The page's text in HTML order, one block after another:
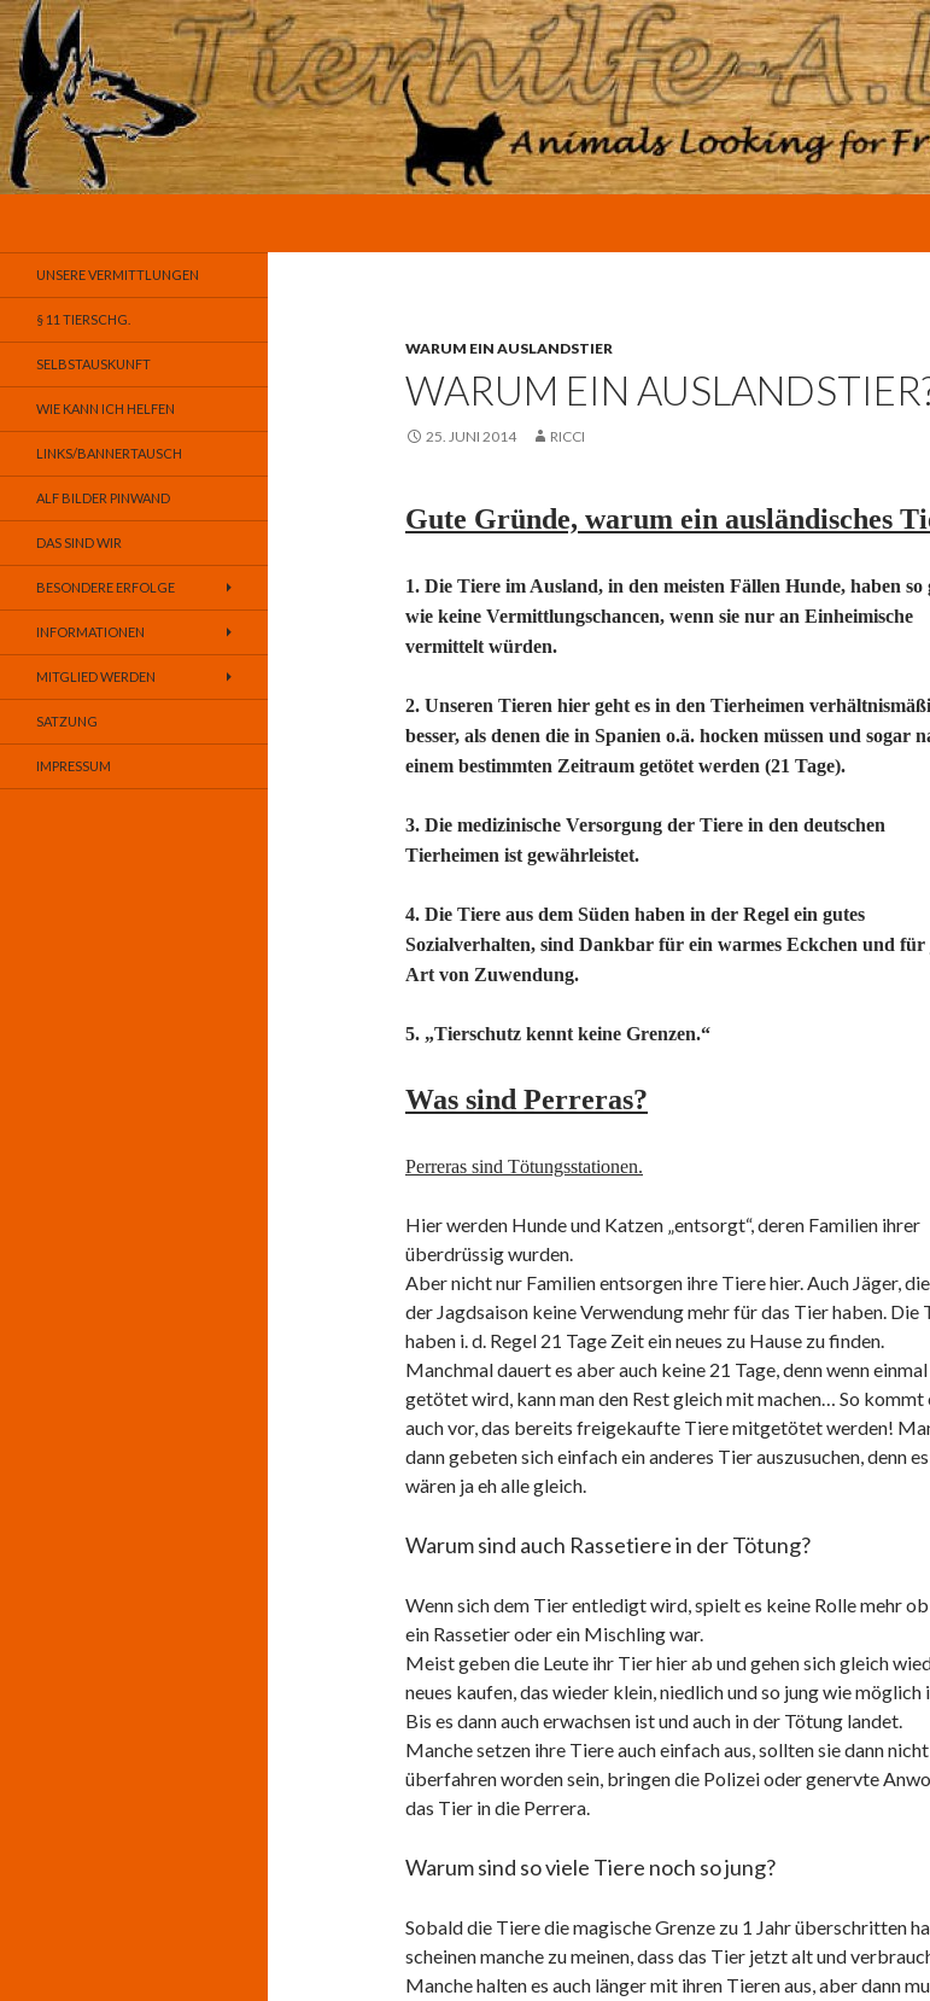
WARUM EIN AUSLANDSTIER
WARUM EIN
25. JUNI 2014 RICCI
Gute Gründe, warum ein ausländisches
1. Die Tiere im Ausland, in den meisten Fällen Hunde, haben so
wie keine Vermittlungschancen, wenn sie nur an Einheimische
vermittelt würden.
2. Unseren Tieren hier geht es in den Tierheimen
besser, als denen die in Spanien o.ä. hocken müssen und sogar
einem bestimmten Zeitraum getötet werden (21 Tage).
3. Die medizinische Versorgung der Tiere in den deutschen
Tierheimen ist gewährleistet.
4. Die Tiere aus dem Süden haben in der Regel ein gutes
Sozialverhalten, sind Dankbar für ein warmes Eckchen und für
Art von Zuwendung.
5. „Tierschutz kennt keine Grenzen.“
Was sind Perreras?
Perreras sind Tötungsstationen.
Hier werden Hunde und Katzen „entsorgt“, deren Familien ihrer
überdrüssig wurden.
Aber nicht nur Familien entsorgen ihre Tiere hier. Auch Jäger,
der Jagdsaison keine Verwendung mehr für das Tier haben. Die
haben i. d. Regel 21 Tage Zeit ein neues zu Hause zu finden.
Manchmal dauert es aber auch keine 21 Tage, denn wenn einmal
getötet wird, kann man den Rest gleich mit machen… So kommt
auch vor, das bereits freigekaufte Tiere mitgetötet werden!
dann gebeten sich einfach ein anderes Tier auszusuchen, denn es
wären ja eh alle gleich.
Warum sind auch Rassetiere in der Tötung?
Wenn sich dem Tier entledigt wird, spielt es keine Rolle mehr ob
ein Rassetier oder ein Mischling war.
Meist geben die Leute ihr Tier hier ab und gehen sich gleich
neues kaufen, das wieder klein, niedlich und so jung wie möglich
Bis es dann auch erwachsen ist und auch in der Tötung landet.
Manche setzen ihre Tiere auch einfach aus, sollten sie dann nicht
überfahren worden sein, bringen die Polizei oder genervte
das Tier in die Perrera.
Warum sind so viele Tiere noch so jung?
Sobald die Tiere die magische Grenze zu 1 Jahr überschritten
scheinen manche zu meinen, dass das Tier jetzt alt und
Manche halten es auch länger mit ihren Tieren aus, aber dann
UNSERE VERMITTLUNGEN
§ 11 TIERSCHG.
SELBSTAUSKUNFT
WIE KANN ICH HELFEN
LINKS/BANNERTAUSCH
ALF BILDER PINWAND
DAS SIND WIR
BESONDERE ERFOLGE
INFORMATIONEN
MITGLIED WERDEN
SATZUNG
IMPRESSUM